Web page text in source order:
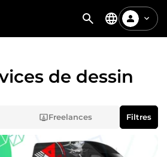
de dessin
Freelances Filtres